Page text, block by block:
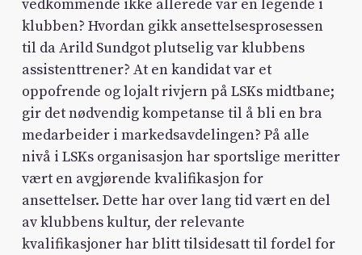
vedkommende ikke allerede var en legende i
klubben? Hvordan gikk ansettelsesprosessen
til da Arild Sundgot plutselig var klubbens
assistenttrener? At en kandidat var et
oppofrende og lojalt rivjern på LSKs midtbane;
gir det nødvendig kompetanse til å bli en bra
medarbeider i markedsavdelingen? På alle
nivå i LSKs organisasjon har sportslige meritter
vært en avgjørende kvalifikasjon for
ansettelser. Dette har over lang tid vært en del
av klubbens kultur, der relevante
kvalifikasjoner har blitt tilsidesatt til fordel for